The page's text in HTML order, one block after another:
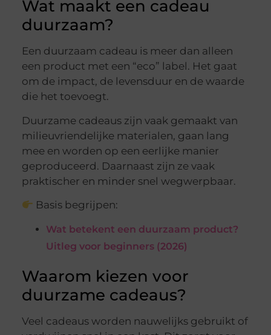
Wat maakt een cadeau
duurzaam?
Een duurzaam cadeau is meer dan alleen
een product met een “eco” label. Het gaat
om de impact, de levensduur en de waarde
die het toevoegt.
Duurzame cadeaus zijn vaak gemaakt van
milieuvriendelijke materialen, gaan lang
mee en worden op een eerlijke manier
geproduceerd. Daarnaast zijn ze vaak
praktischer en minder snel wegwerpbaar.
Basis begrijpen:
Wat betekent een duurzaam product?
Uitleg voor beginners (2026)
Waarom kiezen voor
duurzame cadeaus?
Veel cadeaus worden nauwelijks gebruikt of